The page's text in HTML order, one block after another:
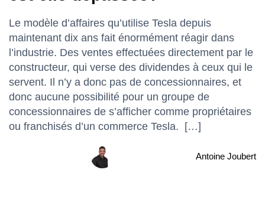
Le modèle d’affaires qu’utilise Tesla depuis
maintenant dix ans fait énormément réagir dans
l’industrie. Des ventes effectuées directement par le
constructeur, qui verse des dividendes à ceux qui le
servent. Il n’y a donc pas de concessionnaires, et
donc aucune possibilité pour un groupe de
concessionnaires de s’afficher comme propriétaires
ou franchisés d’un commerce Tesla. […]
Antoine Joubert